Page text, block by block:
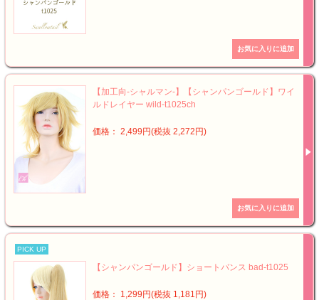
【加工向-シャルマン-】【シャンパンゴールド】ワイ
ルドレイヤー wild-t1025ch
価格： 2,499円(税抜 2,272円)
PICK UP
【シャンパンゴールド】ショートバンス bad-t1025
価格： 1,299円(税抜 1,181円)